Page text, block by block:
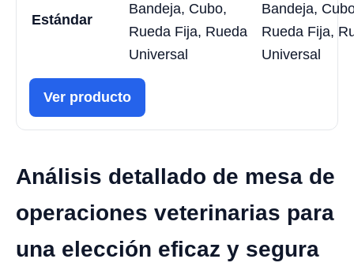
Estándar
Bandeja, Cubo,
Rueda Fija, Rueda
Universal
Bandeja,
Rueda Fija,
Universal
Ver producto
Análisis detallado de mesa de
operaciones veterinarias para
una elección eficaz y segura